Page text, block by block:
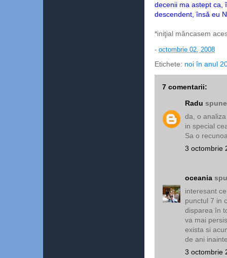
decenii ma astept ca,
descendent, însă eu
*iniţial mâncasem
- octombrie 02, 2008
Etichete: noi în anul
7 comentarii:
Radu
da, o
in special
Sa o
3 octombrie
oceania
interesant
punctul 7 in
disparea în
va mai
exista si
de ani
3 octombrie